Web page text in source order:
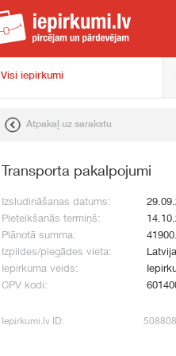
Visi iepirkumi
Atpakaļ uz sarakstu
Transporta pakalpojumi
Izsludināšanas datums:
Pieteikšanās termiņš:
Plānotā summa:
Izpildes/piegādes vieta:
Iepirkuma veids:
CPV kodi:
Iepirkumi.lv ID: